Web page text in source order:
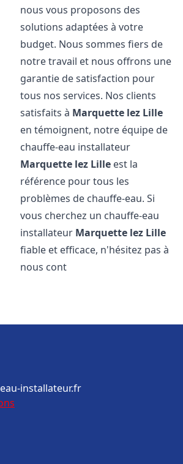
nous vous proposons des
solutions adaptées à votre
budget. Nous sommes fiers de
notre travail et nous offrons une
garantie de satisfaction pour
tous nos services. Nos clients
satisfaits à Marquette lez Lille
en témoignent, notre équipe de
chauffe-eau installateur
Marquette lez Lille est la
référence pour tous les
problèmes de chauffe-eau. Si
vous cherchez un chauffe-eau
installateur Marquette lez Lille
fiable et efficace, n'hésitez pas à
nous cont
installateur.fr